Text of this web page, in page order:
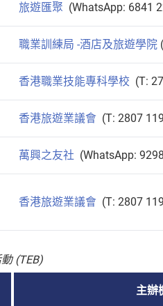
旅遊匯聚 (WhatsApp: 6841
職業訓練局 -酒店及旅遊學院
香港職業技能專科學校 (T:
香港旅遊業議會 (T: 2807
萬興之友社 (WhatsApp:
香港旅遊業議會 (T: 2807
(TEB)
主辦